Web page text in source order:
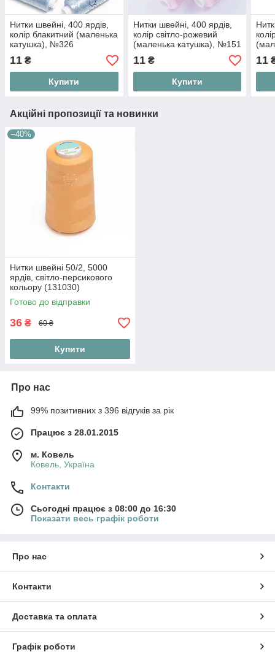
Нитки швейні, 400 ярдів,
колір блакитний (маленька
катушка), №326
11 ₴
Купити
Нитки швейні, 400 ярдів,
колір світло-рожевий
(маленька катушка), №151
11₴
Купити
11
Акційні пропозиції та новинки
–40%
Нитки швейні 50/2, 5000
ярдів, світло-персикового
кольору (131030)
Готово до відправки
36 ₴ 60 ₴
Купити
Про нас
99% позитивних з 396 відгуків за рік
Працює з 28.01.2015
м. Ковель
Ковель, Україна
Контакти
Сьогодні працює з 08:00 до 16:30
Показати весь графік роботи
Про нас
Контакти
Доставка та оплата
Графік роботи